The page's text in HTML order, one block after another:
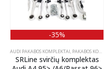
-35%
AUDI PAKABOS KOMPLEKTAI, PAKABOS KOMPLEKTAI
SRLine svirčių komplektas